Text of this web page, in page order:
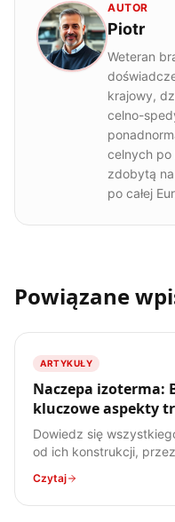
AUTOR
Piotr
Weteran
krajowy,
celno-
celnych po
zdobytą
po całej
Powiązane
ARTYKUŁY
Naczepa izoterma:
kluczowe aspekty
Dowiedz się
od ich konstrukcji,
wrażliwych na
Czytaj